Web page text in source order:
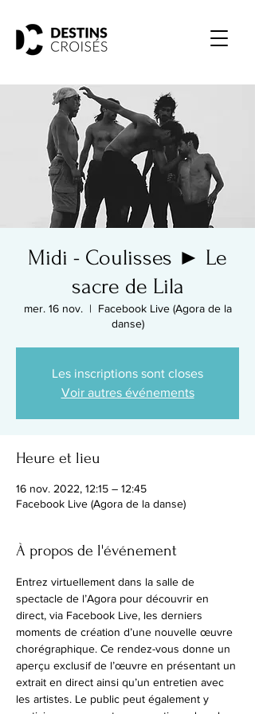
Midi - Coulisses ► Le
sacre de Lila
mer. 16 nov.
  |
Facebook Live (Agora de la
danse)
Les inscriptions sont closes
Voir autres événements
Heure et lieu
16 nov. 2022, 12:15 – 12:45
Facebook Live (Agora de la danse)
À propos de l'événement
Entrez virtuellement dans la salle de
spectacle de l’Agora pour découvrir en
direct, via Facebook Live, les derniers
moments de création d’une nouvelle œuvre
chorégraphique. Ce rendez-vous donne un
aperçu exclusif de l’œuvre en présentant un
extrait en direct ainsi qu’un entretien avec
les artistes. Le public peut également y